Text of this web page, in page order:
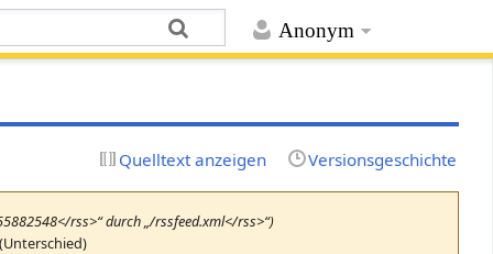
Anonym
Quelltext anzeigen Versionsgeschichte
rss>“ durch „/rssfeed.xml</rss>“)